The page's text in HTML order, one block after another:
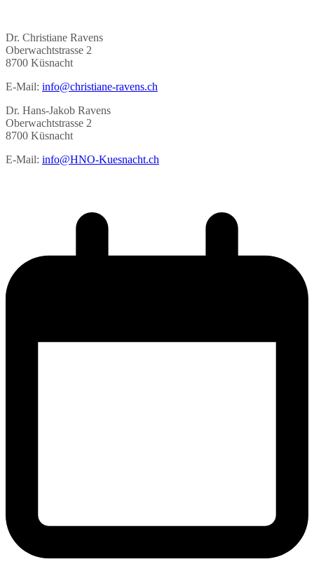
Dr. Christiane Ravens
Oberwachtstrasse 2
8700 Küsnacht
E-Mail: info@christiane-ravens.ch
Dr. Hans-Jakob Ravens
Oberwachtstrasse 2
8700 Küsnacht
E-Mail: info@HNO-Kuesnacht.ch